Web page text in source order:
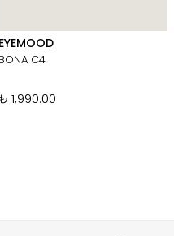
EYEMOOD
BONA C4
1,990.00